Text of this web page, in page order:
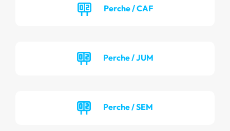
Perche / CAF
Perche / JUM
Perche / SEM